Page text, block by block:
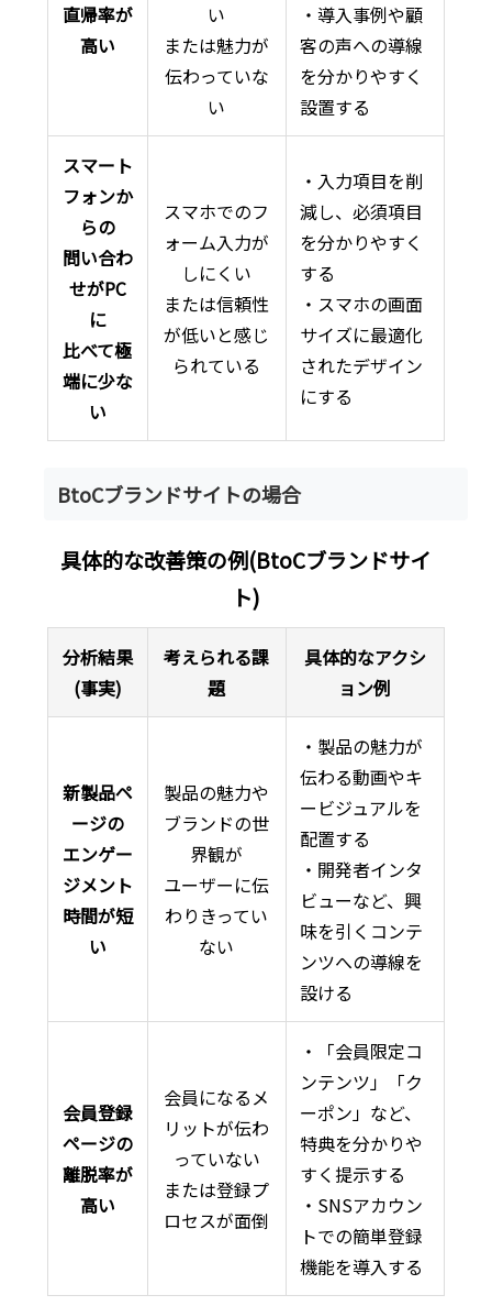
直帰率が
高い
い
または魅力が
伝わっていな
い
・導入事例や顧
客の声への導線
を分かりやすく
設置する
スマート
フォンか
らの
問い合わ
せがPC
に
比べて極
端に少な
い
スマホでのフ
ォーム入力が
しにくい
または信頼性
が低いと感じ
られている
・入力項目を削
減し、必須項目
を分かりやすく
する
・スマホの画面
サイズに最適化
されたデザイン
にする
BtoCブランドサイトの場合
具体的な改善策の例(BtoCブランドサイ
ト)
分析結果
(事実)
考えられる課
題
具体的なアクシ
ョン例
新製品ペ
ージの
エンゲー
ジメント
時間が短
い
製品の魅力や
ブランドの世
界観が
ユーザーに伝
わりきってい
ない
・製品の魅力が
伝わる動画やキ
ービジュアルを
配置する
・開発者インタ
ビューなど、興
味を引くコンテ
ンツへの導線を
設ける
会員登録
ページの
離脱率が
高い
会員になるメ
リットが伝わ
っていない
または登録プ
ロセスが面倒
・「会員限定コ
ンテンツ」「ク
ーポン」など、
特典を分かりや
すく提示する
・SNSアカウン
トでの簡単登録
機能を導入する